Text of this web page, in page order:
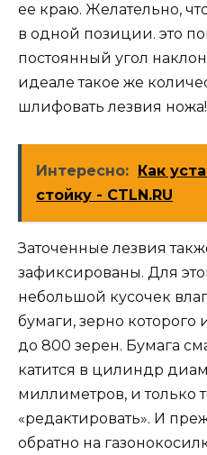
ее краю. Желательно,
в одной позиции. это
постоянный угол
идеале такое же
шлифовать лезвия ножа!
Интересно: Как
стойку - CTLN.RU
Заточенные лезвия
зафиксированы. Для
небольшой кусочек
бумаги, зерно которого
до 800 зерен. Бумага
катится в цилиндр
миллиметров, и только
«редактировать». И
обратно на